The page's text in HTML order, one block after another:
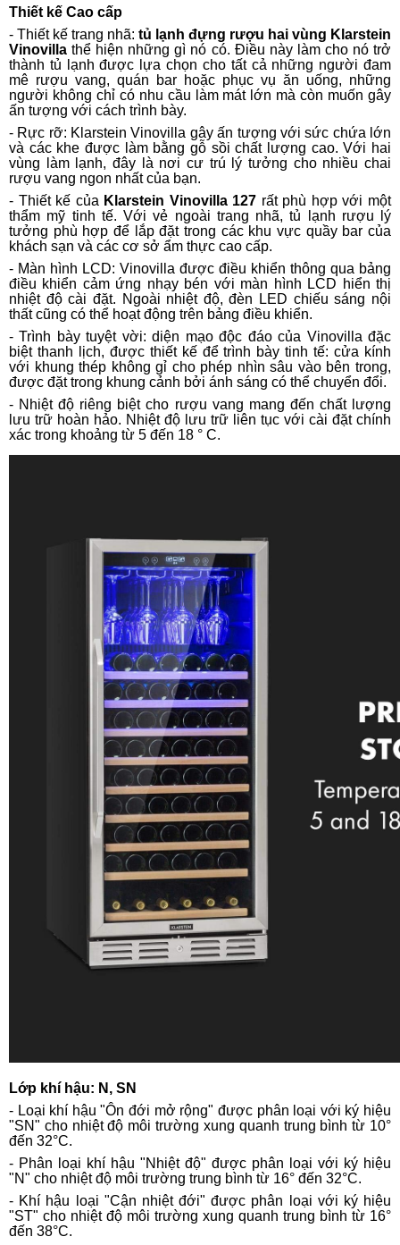
Thiết kế Cao cấp
- Thiết kế trang nhã: tủ lạnh đựng rượu hai vùng Klarstein
Vinovilla thể hiện những gì nó có. Điều này làm cho nó trở
thành tủ lạnh được lựa chọn cho tất cả những người đam
mê rượu vang, quán bar hoặc phục vụ ăn uống, những
người không chỉ có nhu cầu làm mát lớn mà còn muốn gây
ấn tượng với cách trình bày.
- Rực rỡ: Klarstein Vinovilla gây ấn tượng với sức chứa lớn
và các khe được làm bằng gỗ sồi chất lượng cao. Với hai
vùng làm lạnh, đây là nơi cư trú lý tưởng cho nhiều chai
rượu vang ngon nhất của bạn.
- Thiết kế của Klarstein Vinovilla 127 rất phù hợp với một
thẩm mỹ tinh tế. Với vẻ ngoài trang nhã, tủ lạnh rượu lý
tưởng phù hợp để lắp đặt trong các khu vực quầy bar của
khách sạn và các cơ sở ẩm thực cao cấp.
- Màn hình LCD: Vinovilla được điều khiển thông qua bảng
điều khiển cảm ứng nhạy bén với màn hình LCD hiển thị
nhiệt độ cài đặt. Ngoài nhiệt độ, đèn LED chiếu sáng nội
thất cũng có thể hoạt động trên bảng điều khiển.
- Trình bày tuyệt vời: diện mạo độc đáo của Vinovilla đặc
biệt thanh lịch, được thiết kế để trình bày tinh tế: cửa kính
với khung thép không gỉ cho phép nhìn sâu vào bên trong,
được đặt trong khung cảnh bởi ánh sáng có thể chuyển đổi.
- Nhiệt độ riêng biệt cho rượu vang mang đến chất lượng
lưu trữ hoàn hảo. Nhiệt độ lưu trữ liên tục với cài đặt chính
xác trong khoảng từ 5 đến 18 ° C.
Lớp khí hậu: N, SN
- Loại khí hậu "Ôn đới mở rộng" được phân loại với ký hiệu
"SN" cho nhiệt độ môi trường xung quanh trung bình từ 10°
đến 32°C.
- Phân loại khí hậu "Nhiệt độ" được phân loại với ký hiệu
"N" cho nhiệt độ môi trường trung bình từ 16° đến 32°C.
- Khí hậu loại "Cận nhiệt đới" được phân loại với ký hiệu
"ST" cho nhiệt độ môi trường xung quanh trung bình từ 16°
đến 38°C.